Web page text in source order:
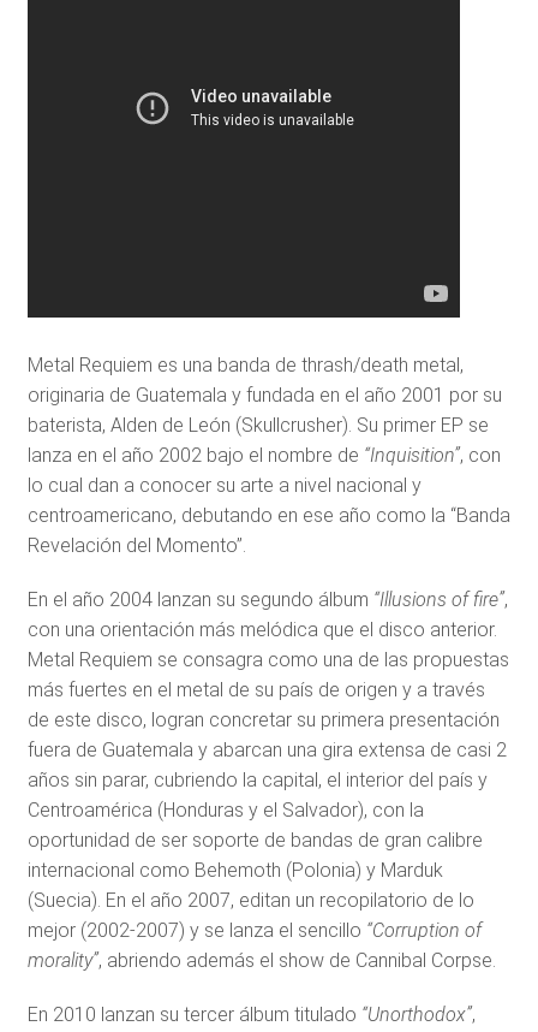
Metal Requiem es una banda de thrash/death metal,
originaria de Guatemala y fundada en el año 2001 por su
baterista, Alden de León (Skullcrusher). Su primer EP se
lanza en el año 2002 bajo el nombre de “Inquisition”, con
lo cual dan a conocer su arte a nivel nacional y
centroamericano, debutando en ese año como la “Banda
Revelación del Momento”.
En el año 2004 lanzan su segundo álbum “Illusions of fire”,
con una orientación más melódica que el disco anterior.
Metal Requiem se consagra como una de las propuestas
más fuertes en el metal de su país de origen y a través
de este disco, logran concretar su primera presentación
fuera de Guatemala y abarcan una gira extensa de casi 2
años sin parar, cubriendo la capital, el interior del país y
Centroamérica (Honduras y el Salvador), con la
oportunidad de ser soporte de bandas de gran calibre
internacional como Behemoth (Polonia) y Marduk
(Suecia). En el año 2007, editan un recopilatorio de lo
mejor (2002-2007) y se lanza el sencillo “Corruption of
morality”, abriendo además el show de Cannibal Corpse.
En 2010 lanzan su tercer álbum titulado “Unorthodox”,